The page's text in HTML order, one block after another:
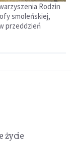
Rodzin
smoleńskiej,
przeddzień
życie